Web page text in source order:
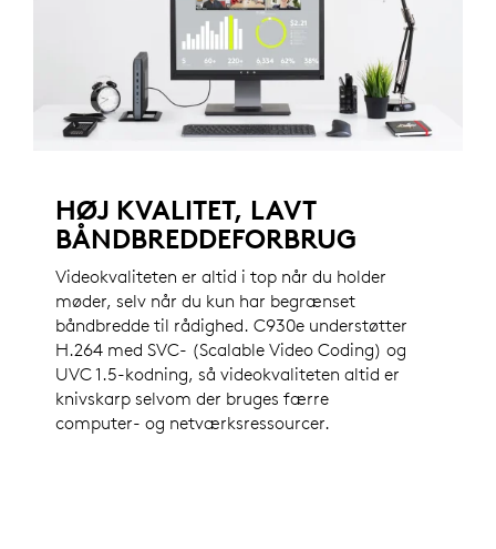
HØJ KVALITET, LAVT
BÅNDBREDDEFORBRUG
Videokvaliteten er altid i top når du holder
møder, selv når du kun har begrænset
båndbredde til rådighed. C930e understøtter
H.264 med SVC- (Scalable Video Coding) og
UVC 1.5-kodning, så videokvaliteten altid er
knivskarp selvom der bruges færre
computer- og netværksressourcer.